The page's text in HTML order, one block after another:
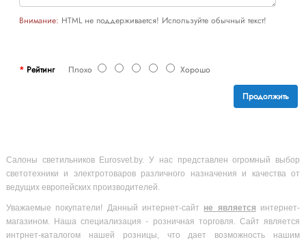
Внимание: HTML не поддерживается! Используйте обычный текст!
РейтингПлохо Хорошо
Продолжить
Салоны светильников Eurosvet.by. У нас представлен огромный выбор
светотехники и электротоваров различного назначения и качества от
ведущих европейских производителей.
Уважаемые покупатели! Данный интернет-сайт не является интернет-
магазином. Наша специализация - розничная торговля. Сайт является
интрнет-каталогом нашей розницы, что дает возможность нашим